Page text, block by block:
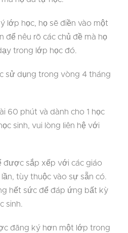
lớp học, họ sẽ điền vào một
để nêu rõ các chủ đề mà họ
trong lớp học đó.
sử dụng trong vòng 4 tháng
60 phút và dành cho 1 học
sinh, vui lòng liên hệ với
được sắp xếp với các giáo
tùy thuộc vào sự sẵn có.
hết sức để đáp ứng bất kỳ
sinh.
đăng ký hơn một lớp trong